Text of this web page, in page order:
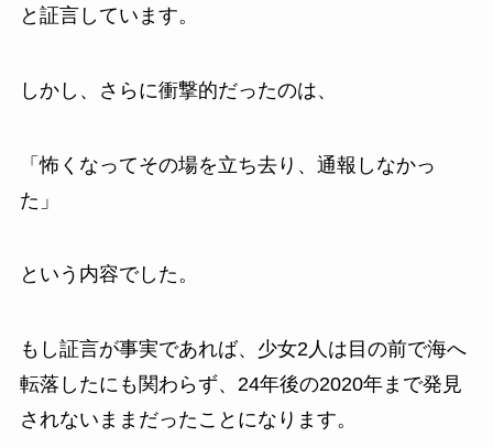
と証言しています。
しかし、さらに衝撃的だったのは、
「怖くなってその場を立ち去り、通報しなかっ
た」
という内容でした。
もし証言が事実であれば、少女2人は目の前で海へ
転落したにも関わらず、24年後の2020年まで発見
されないままだったことになります。